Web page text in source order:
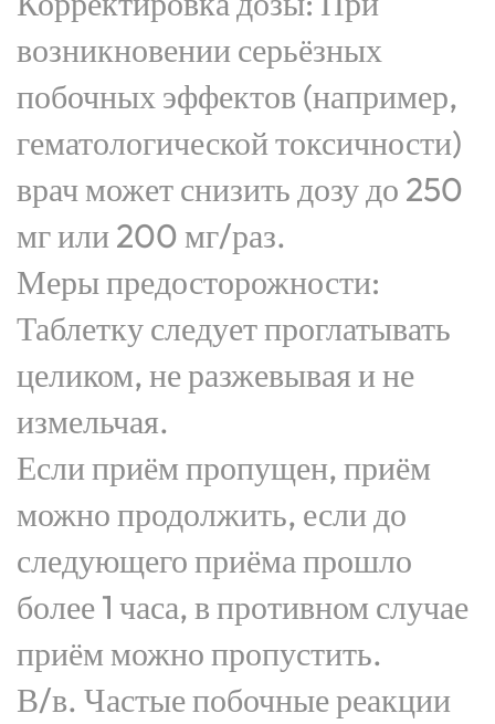
возникновении серьёзных
побочных эффектов (например,
гематологической токсичности)
врач может снизить дозу до 250
мг или 200 мг/раз.
Меры предосторожности:
Таблетку следует проглатывать
целиком, не разжевывая и не
измельчая.
Если приём пропущен, приём
можно продолжить, если до
следующего приёма прошло
более 1 часа, в противном случае
приём можно пропустить.
В/в. Частые побочные реакции